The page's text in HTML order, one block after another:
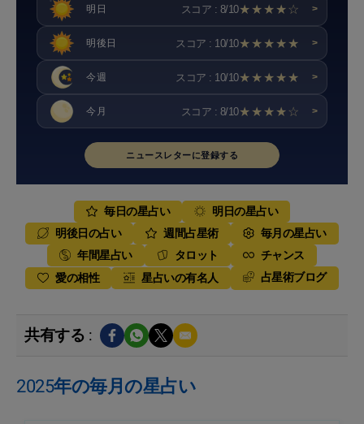
明日 スコア : 8/10★★★★☆ >
明後日 スコア : 10/10★★★★★ >
今週 スコア : 10/10★★★★★ >
今月 スコア : 8/10★★★★☆ >
ニュースレターに登録する
毎日の星占い
明日の星占い
明後日の占い
週間占星術
毎月の星占い
年間星占い
タロット
チャンス
愛の相性
星占いの有名人 占星術ブログ
共有する :
2025年の毎月の星占い